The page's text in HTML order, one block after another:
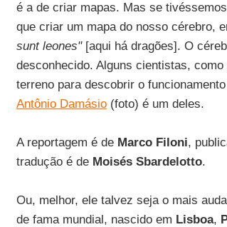
é a de criar mapas. Mas se tivéssemos
que criar um mapa do nosso cérebro,
sunt leones"[aqui há dragões]. O
desconhecido. Alguns cientistas,
terreno para descobrir o
Antônio Damásio (foto) é um deles.
A reportagem é de Marco Filoni,
tradução é de Moisés Sbardelotto.
Ou, melhor, ele talvez seja o mais
de fama mundial, nascido em Lisboa,